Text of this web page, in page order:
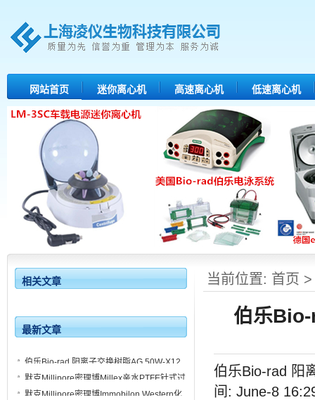
网站首页 迷你离心机 高速离心机 低速离心机
当前位置: 首页
伯乐Bio-
伯乐Bio-rad 阳
间: June-8
相关文章
最新文章
伯乐Bio-rad 阳离子交换树脂AG 50W-X12
规格500g 货号 1421641
默克Millipore密理博Millex亲水PTFE针式过
滤器SLLG033NS SLLG033NB
默克Millipore密理博Immobilon Western化